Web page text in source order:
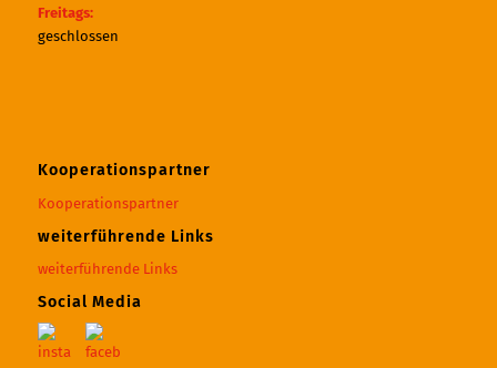
Freitags:
geschlossen
Kooperationspartner
Kooperationspartner
weiterführende Links
weiterführende Links
Social Media